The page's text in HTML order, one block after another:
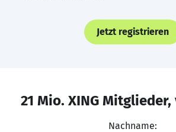
Jetzt registrieren
21 Mio. XING
Nachname: